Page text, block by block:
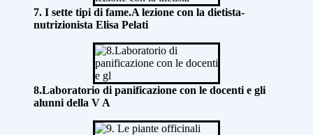
7. I sette tipi di fame.A lezione con la dietista-
nutrizionista Elisa Pelati
8.Laboratorio di panificazione con le docenti e gli
alunni della V A